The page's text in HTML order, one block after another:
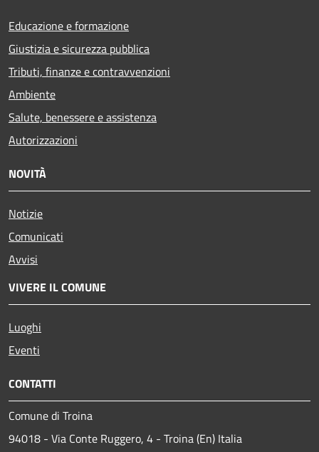
Educazione e formazione
Giustizia e sicurezza pubblica
Tributi, finanze e contravvenzioni
Ambiente
Salute, benessere e assistenza
Autorizzazioni
NOVITÀ
Notizie
Comunicati
Avvisi
VIVERE IL COMUNE
Luoghi
Eventi
CONTATTI
Comune di Troina
94018 - Via Conte Ruggero, 4 - Troina (En) Italia